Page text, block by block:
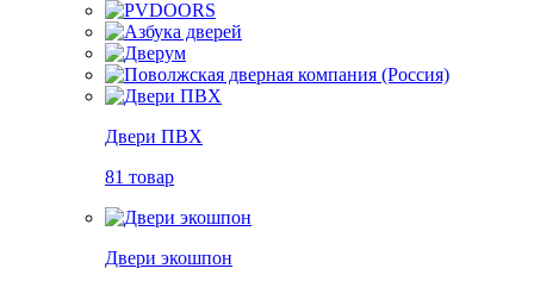
Двери ПВХ
81 товар
Двери экошпон